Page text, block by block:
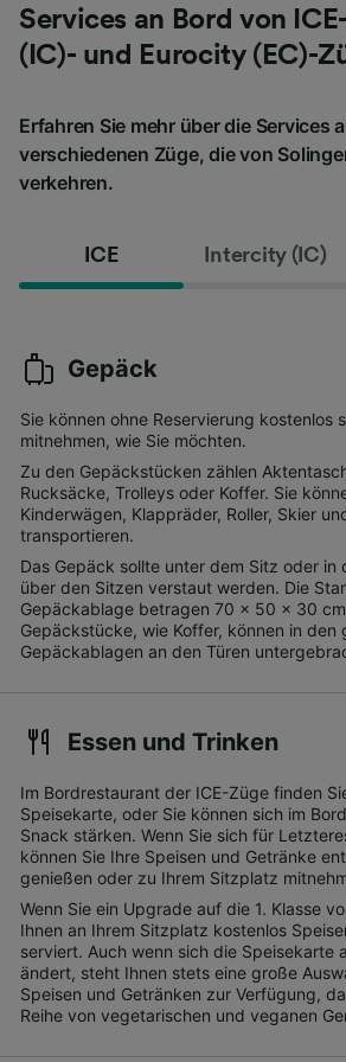
Services an Bord von
(IC)- und Eurocity (EC)-
Erfahren Sie mehr über die Services
verschiedenen Züge, die von
verkehren.
ICE Intercity (IC)
Gepäck
Sie können ohne Reservierung kostenlos
mitnehmen, wie Sie möchten.
Zu den Gepäckstücken zählen
Rucksäcke, Trolleys oder Koffer. Sie
Kinderwägen, Klappräder, Roller, Skier
transportieren.
Das Gepäck sollte unter dem Sitz oder in
über den Sitzen verstaut werden. Die
Gepäckablage betragen 70 x 50 x 30
Gepäckstücke, wie Koffer, können in den
Gepäckablagen an den Türen
Essen und Trinken
Im Bordrestaurant der ICE-Züge finden
Speisekarte, oder Sie können sich im
Snack stärken. Wenn Sie sich für
können Sie Ihre Speisen und Getränke
genießen oder zu Ihrem Sitzplatz
Wenn Sie ein Upgrade auf die 1. Klasse
Ihnen an Ihrem Sitzplatz kostenlos
serviert. Auch wenn sich die Speisekarte
ändert, steht Ihnen stets eine große
Speisen und Getränken zur Verfügung,
Reihe von vegetarischen und veganen